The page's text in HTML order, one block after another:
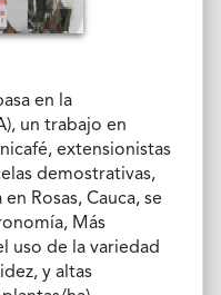
en la
un trabajo en
extensionistas
demostrativas,
Rosas, Cauca, se
Más
uso de la variedad
y altas